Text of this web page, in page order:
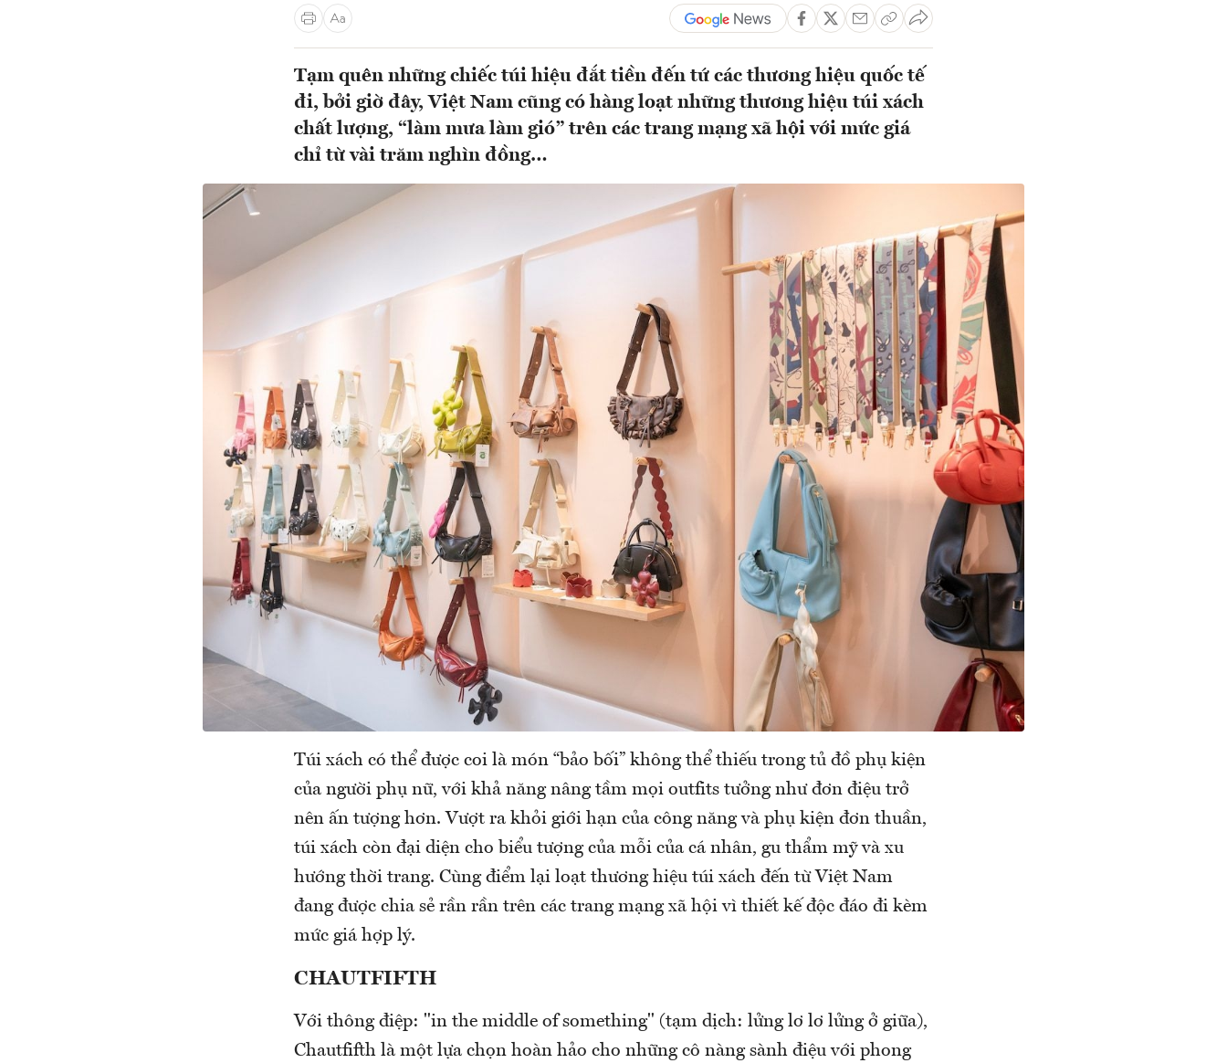
Tạm quên những chiếc túi hiệu đắt tiền đến tứ các thương hiệu quốc tế
đi, bởi giờ đây, Việt Nam cũng có hàng loạt những thương hiệu túi xách
chất lượng, “làm mưa làm gió” trên các trang mạng xã hội với mức giá
chỉ từ vài trăm nghìn đồng…
Túi xách có thể được coi là món “bảo bối” không thể thiếu trong tủ đồ phụ kiện
của người phụ nữ, với khả năng nâng tầm mọi outfits tưởng như đơn điệu trở
nên ấn tượng hơn. Vượt ra khỏi giới hạn của công năng và phụ kiện đơn thuần,
túi xách còn đại diện cho biểu tượng của mỗi của cá nhân, gu thẩm mỹ và xu
hướng thời trang. Cùng điểm lại loạt thương hiệu túi xách đến từ Việt Nam
đang được chia sẻ rần rần trên các trang mạng xã hội vì thiết kế độc đáo đi kèm
mức giá hợp lý.
CHAUTFIFTH
Với thông điệp: "in the middle of something" (tạm dịch: lửng lơ lơ lửng ở giữa),
Chautfifth là một lựa chọn hoàn hảo cho những cô nàng sành điệu với phong